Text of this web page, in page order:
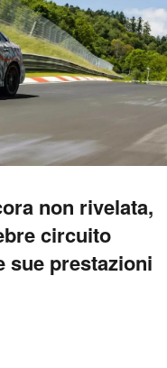
non rivelata,
circuito
sue prestazioni